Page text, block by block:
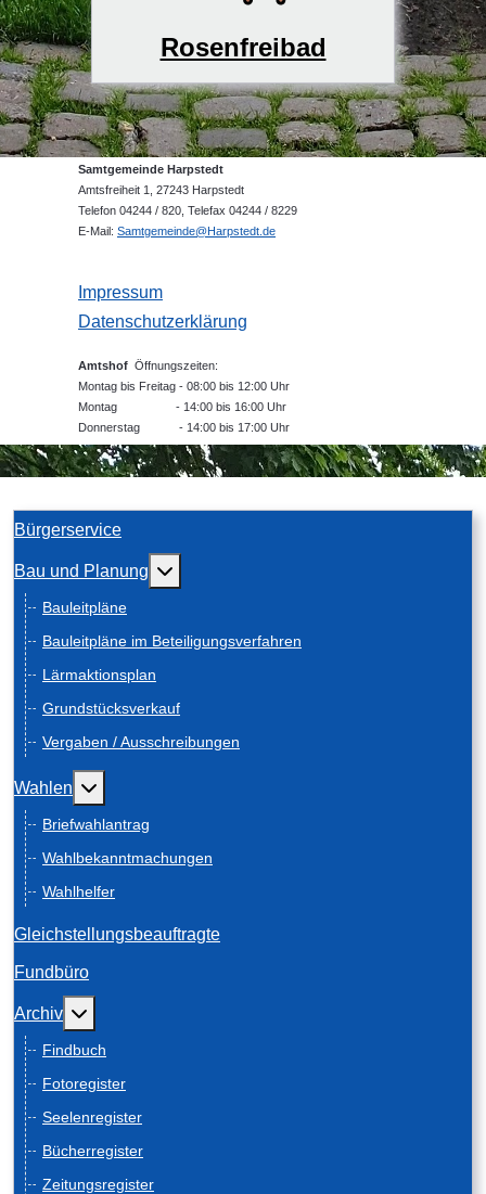
Rosenfreibad
Samtgemeinde Harpstedt
Amtsfreiheit 1, 27243 Harpstedt
Telefon 04244 / 820, Telefax 04244 / 8229
E-Mail: Samtgemeinde@Harpstedt.de
Impressum
Datenschutzerklärung
Amtshof Öffnungszeiten:
Montag bis Freitag - 08:00 bis 12:00 Uhr
Montag - 14:00 bis 16:00 Uhr
Donnerstag - 14:00 bis 17:00 Uhr
Bürgerservice
Bau und Planung Weitere Informationen: Bau und Planung
Bauleitpläne
Bauleitpläne im Beteiligungsverfahren
Lärmaktionsplan
Grundstücksverkauf
Vergaben / Ausschreibungen
Wahlen Weitere Informationen: Wahlen
Briefwahlantrag
Wahlbekanntmachungen
Wahlhelfer
Gleichstellungsbeauftragte
Fundbüro
Archiv Weitere Informationen: Archiv
Findbuch
Fotoregister
Seelenregister
Bücherregister
Zeitungsregister